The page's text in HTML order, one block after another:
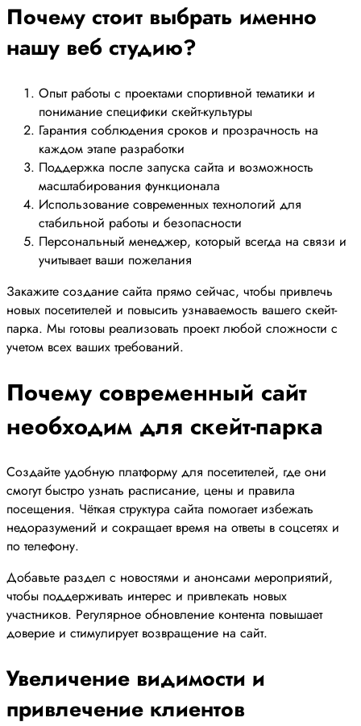
Почему стоит выбрать именно
нашу веб студию?
Опыт работы с проектами спортивной тематики и
понимание специфики скейт-культуры
Гарантия соблюдения сроков и прозрачность на
каждом этапе разработки
Поддержка после запуска сайта и возможность
масштабирования функционала
Использование современных технологий для
стабильной работы и безопасности
Персональный менеджер, который всегда на связи и
учитывает ваши пожелания
Закажите создание сайта прямо сейчас, чтобы привлечь
новых посетителей и повысить узнаваемость вашего скейт-
парка. Мы готовы реализовать проект любой сложности с
учетом всех ваших требований.
Почему современный сайт
необходим для скейт-парка
Создайте удобную платформу для посетителей, где они
смогут быстро узнать расписание, цены и правила
посещения. Чёткая структура сайта помогает избежать
недоразумений и сокращает время на ответы в соцсетях и
по телефону.
Добавьте раздел с новостями и анонсами мероприятий,
чтобы поддерживать интерес и привлекать новых
участников. Регулярное обновление контента повышает
доверие и стимулирует возвращение на сайт.
Увеличение видимости и
привлечение клиентов